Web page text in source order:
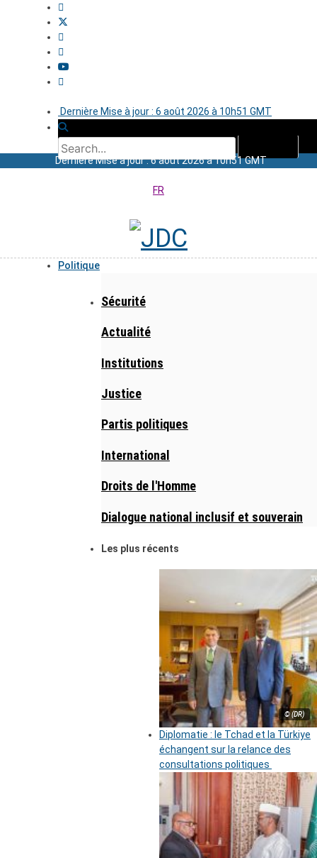
Dernière Mise à jour : 6 août 2026 à 10h51 GMT
Dernière Mise à jour : 6 août 2026 à 10h51 GMT
FR
Politique
Sécurité
Actualité
Institutions
Justice
Partis politiques
International
Droits de l'Homme
Dialogue national inclusif et souverain
Les plus récents
© (DR)
Diplomatie : le Tchad et la Türkiye
échangent sur la relance des
consultations politiques